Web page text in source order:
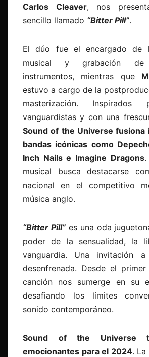
Carlos Cleaver, nos
sencillo llamado “Bitter Pill”.
El dúo fue el encargado de
musical y grabación
instrumentos, mientras que
estuvo a cargo de la
masterización. Inspirados
vanguardistas y con una
Sound of the Universe fusiona
bandas icónicas como
Inch Nails e Imagine Dragons.
musical busca destacarse
nacional en el competitivo
música anglo.
“Bitter Pill”es una oda
poder de la sensualidad, la
vanguardia. Una invitación
desenfrenada. Desde el
canción nos sumerge en su
desafiando los límites
sonido contemporáneo.
Sound of the Universe
emocionantes para el 2024. La